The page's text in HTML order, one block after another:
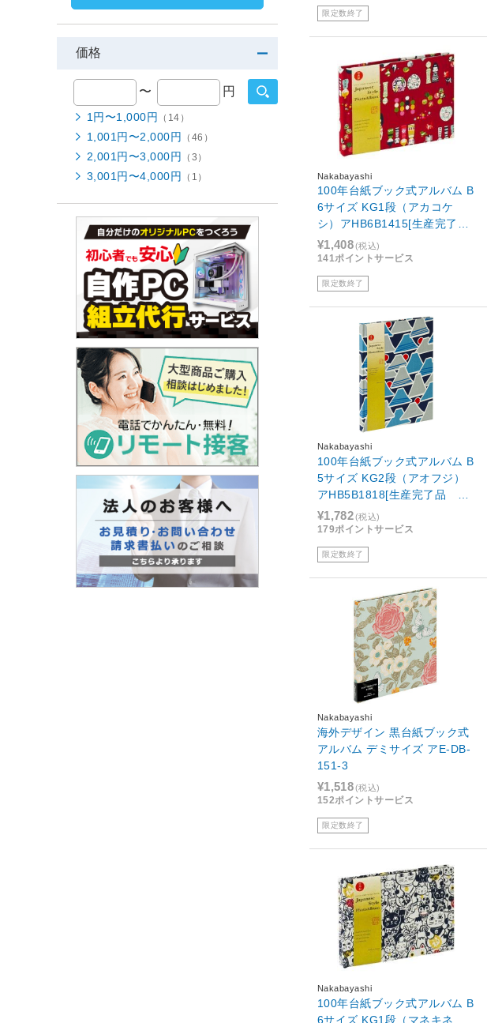
限定数終了
Nakabayashi
100年台紙ブック式アルバム B
6サイズ KG1段（アカコケ
シ）アHB6B1415[生産完了
品 在庫限り]
¥1,408(税込)
141ポイントサービス
限定数終了
Nakabayashi
100年台紙ブック式アルバム B
5サイズ KG2段（アオフジ）
アHB5B1818[生産完了品 在
庫限り]
¥1,782(税込)
179ポイントサービス
限定数終了
Nakabayashi
海外デザイン 黒台紙ブック式
アルバム デミサイズ アE-DB-
151-3
¥1,518(税込)
152ポイントサービス
限定数終了
Nakabayashi
100年台紙ブック式アルバム B
6サイズ KG1段（マネキネ
価格
〜 円
1円〜1,000円 （14）
1,001円〜2,000円 （46）
2,001円〜3,000円 （3）
3,001円〜4,000円 （1）